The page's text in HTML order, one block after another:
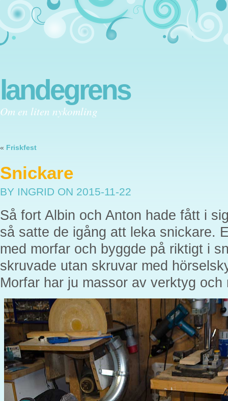
landegrens
Om en liten nykomling
« Friskfest
Snickare
BY INGRID ON 2015-11-22
Så fort Albin och Anton hade fått i
så satte de igång att leka snickare.
med morfar och byggde på riktigt i
skruvade utan skruvar med
Morfar har ju massor av verktyg